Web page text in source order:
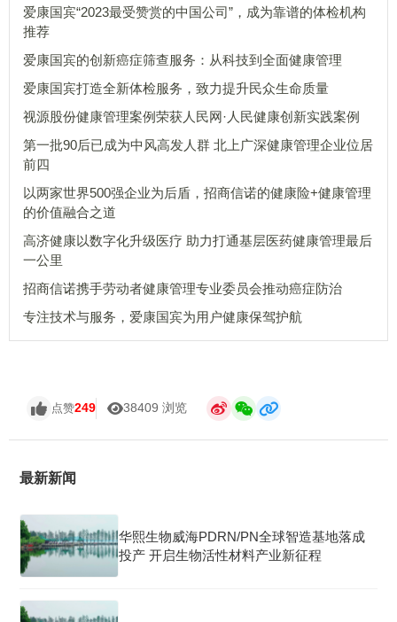
爱康国宾“2023最受赞赏的中国公司”，成为靠谱的体检机构
推荐
爱康国宾的创新癌症筛查服务：从科技到全面健康管理
爱康国宾打造全新体检服务，致力提升民众生命质量
视源股份健康管理案例荣获人民网·人民健康创新实践案例
第一批90后已成为中风高发人群 北上广深健康管理企业位居
前四
以两家世界500强企业为后盾，招商信诺的健康险+健康管理
的价值融合之道
高济健康以数字化升级医疗 助力打通基层医药健康管理最后
一公里
招商信诺携手劳动者健康管理专业委员会推动癌症防治
专注技术与服务，爱康国宾为用户健康保驾护航
点赞249 38409 浏览
最新新闻
华熙生物威海PDRN/PN全球智造基地落成
投产 开启生物活性材料产业新征程